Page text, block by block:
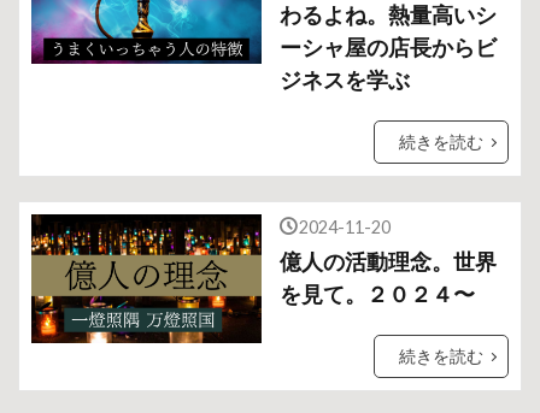
わるよね。熱量高いシ
ーシャ屋の店長からビ
ジネスを学ぶ
続きを読む
2024-11-20
億人の活動理念。世界
を見て。２０２４〜
続きを読む